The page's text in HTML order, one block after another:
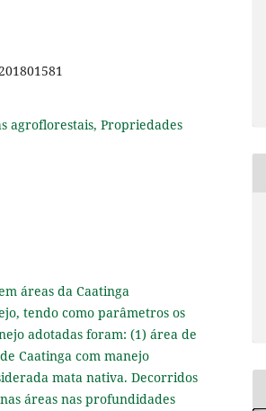
agroflorestais, Propriedades
áreas da Caatinga
tendo como parâmetros os
adotadas foram: (1) área de
Caatinga com manejo
mata nativa. Decorridos
áreas nas profundidades